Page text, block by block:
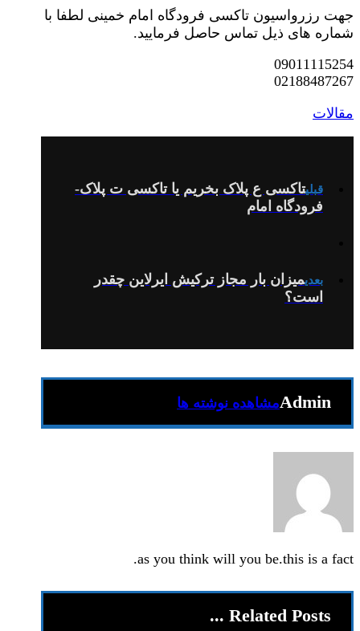
جهت رزرواسیون تاکسی فرودگاه امام خمینی لطفا با
شماره های ذیل تماس حاصل فرمایید.
09011115254
02188487267
مقالات
قبلیتاکسی ع پلاک بخریم یا تاکسی ت پلاک-
فرودگاه امام
بعدیمیزان بار مجاز ترکیش ایرلاین چقدر
است؟
Adminمشاهده نوشته ها
as you think will you be.this is a fact.
Related Posts ...